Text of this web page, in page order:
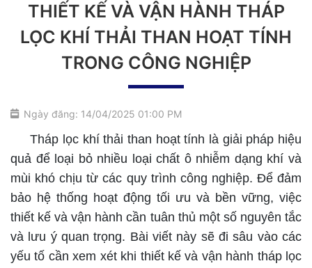
THIẾT KẾ VÀ VẬN HÀNH THÁP
LỌC KHÍ THẢI THAN HOẠT TÍNH
TRONG CÔNG NGHIỆP
Ngày đăng: 14/04/2025 01:00 PM
Tháp lọc khí thải than hoạt tính là giải pháp hiệu
quả để loại bỏ nhiều loại chất ô nhiễm dạng khí và
mùi khó chịu từ các quy trình công nghiệp. Để đảm
bảo hệ thống hoạt động tối ưu và bền vững, việc
thiết kế và vận hành cần tuân thủ một số nguyên tắc
và lưu ý quan trọng. Bài viết này sẽ đi sâu vào các
yếu tố cần xem xét khi thiết kế và vận hành tháp lọc